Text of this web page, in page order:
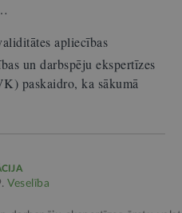
apliecības
un darbspēju ekspertīzes
paskaidro, ka sākumā
Veselība